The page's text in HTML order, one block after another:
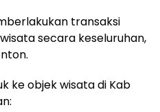
transaksi
secara keseluruhan,
ke objek wisata di Kab